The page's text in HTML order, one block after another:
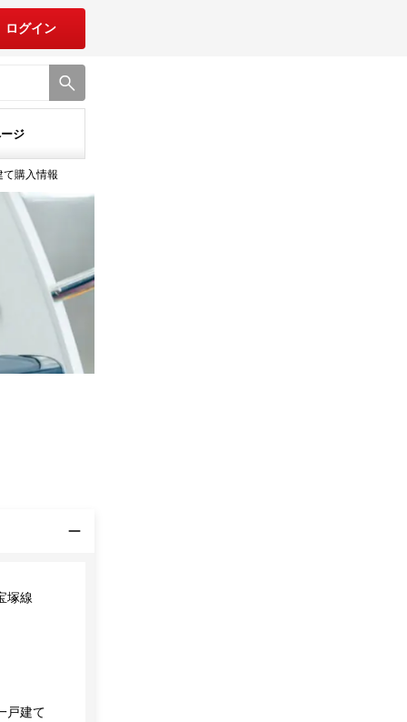
ログイン
ジ
購入情報
塚線
戸建て